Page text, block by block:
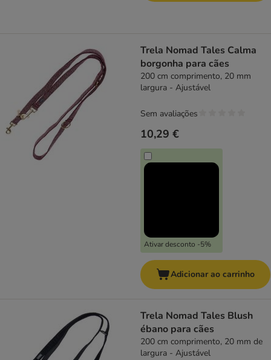
Trela Nomad Tales Calma
borgonha para cães
200 cm comprimento, 20 mm
largura - Ajustável
10,29 €
Ativar desconto -5%
Sem avaliações
Adicionar ao carrinho
Trela Nomad Tales Blush
ébano para cães
200 cm comprimento, 20 mm de
largura - Ajustável